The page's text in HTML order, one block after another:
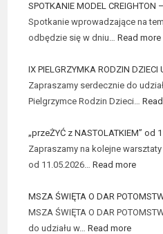
SPOTKANIE MODEL CREIGHTON
Spotkanie wprowadzające na
odbędzie się w dniu…Read more
IX PIELGRZYMKA RODZIN
Zapraszamy serdecznie do
Pielgrzymce Rodzin Dzieci…
„przeŻYĆ z NASTOLATKIEM” od
Zapraszamy na kolejne warsztaty
od 11.05.2026…Read more
MSZA ŚWIĘTA O DAR
MSZA ŚWIĘTA O DAR
do udziału w…Read more